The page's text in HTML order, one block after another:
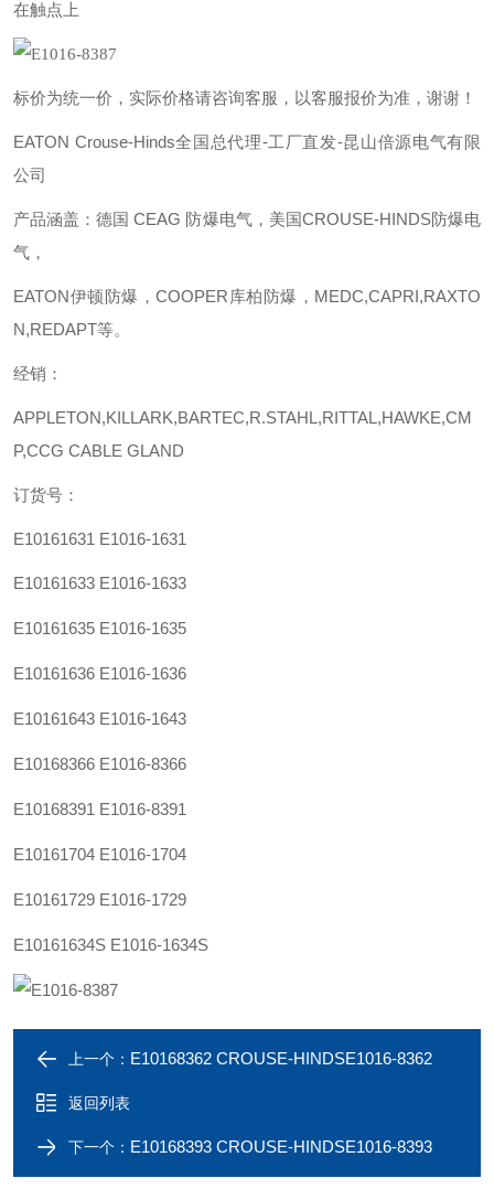
在触点上
标价为统一价，实际价格请咨询客服，以客服报价为准，谢谢！
EATON Crouse-Hinds全国总代理-工厂直发-昆山倍源电气有限
公司
产品涵盖：德国 CEAG 防爆电气，美国CROUSE-HINDS防爆电
气，
EATON伊顿防爆，COOPER库柏防爆，MEDC,CAPRI,RAXTO
N,REDAPT等。
经销：
APPLETON,KILLARK,BARTEC,R.STAHL,RITTAL,HAWKE,CM
P,CCG CABLE GLAND
订货号：
E10161631 E1016-1631
E10161633 E1016-1633
E10161635 E1016-1635
E10161636 E1016-1636
E10161643 E1016-1643
E10168366 E1016-8366
E10168391 E1016-8391
E10161704 E1016-1704
E10161729 E1016-1729
E10161634S E1016-1634S
上一个： E10168362 CROUSE-HINDSE1016-8362
返回列表
下一个： E10168393 CROUSE-HINDSE1016-8393